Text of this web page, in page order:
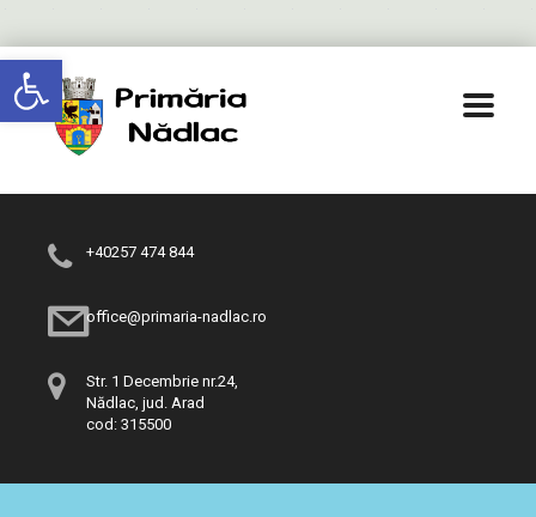
Deschide bara de unelte
+40257 474 844
office@primaria-nadlac.ro
Str. 1 Decembrie nr.24,
Nădlac, jud. Arad
cod: 315500